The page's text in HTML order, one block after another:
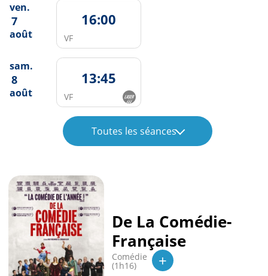
ven.
7
août
16:00
VF
sam.
8
août
13:45
VF
Toutes les séances
De La Comédie-
Française
Comédie
(1h16) +